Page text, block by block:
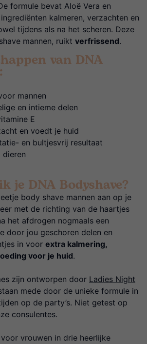
formule bevat Aloë Vera en
kalmeren, verzachten en
tijdens als na het scheren. Deze
mannen, ruikt verfrissend.
van DNA
mannen
en intieme delen
E
en voedt je huid
en bultjesvrij resultaat
je DNA Bodyshave?
body shave mannen aan op je
met de richting van de haartjes
het afdrogen nogmaals een
door jou geschoren delen en
in voor extra kalmering,
voor je huid.
zijn ontworpen door Ladies Night
mede door de unieke formule in
op de party’s. Niet getest op
consulentes.
vrouwen in drie heerlijke